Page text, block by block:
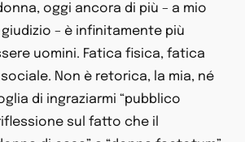
oggi ancora di più – a mio
– è infinitamente più
uomini. Fatica fisica, fatica
Non è retorica, la mia, né
di ingraziarmi “pubblico
sul fatto che il